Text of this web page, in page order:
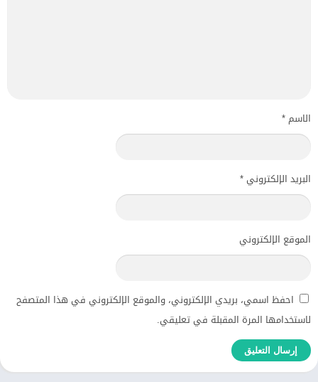
الاسم*
البريد الإلكتروني *
الموقع الإلكتروني
احفظ اسمي، بريدي الإلكتروني، والموقع الإلكتروني في هذا المتصفح
لاستخدامها المرة المقبلة في تعليقي.